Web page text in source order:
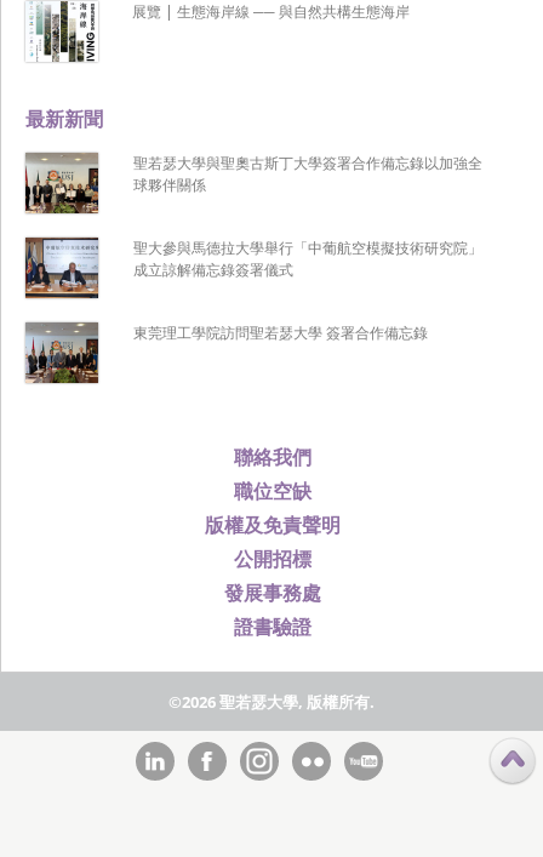
聯絡我們
職位空缺
版權及免責聲明
公開招標
發展事務處
證書驗證
最新新聞
聖若瑟大學與聖奧古斯丁大學簽署合作備忘錄以加強全
球夥伴關係
聖大參與馬德拉大學舉行「中葡航空模擬技術研究院」
成立諒解備忘錄簽署儀式
東莞理工學院訪問聖若瑟大學 簽署合作備忘錄
展覽 | 生態海岸線 ── 與自然共構生態海岸
©2026 聖若瑟大學, 版權所有.